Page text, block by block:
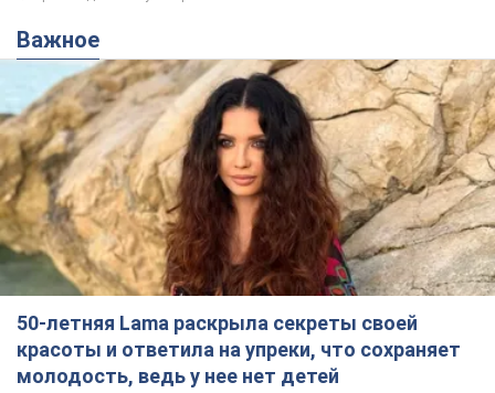
Важное
50-летняя Lama раскрыла секреты своей
красоты и ответила на упреки, что сохраняет
молодость, ведь у нее нет детей